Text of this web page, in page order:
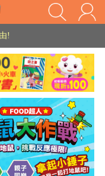
家長樂了!「風車書版集團暨FOOD超人企業總部」目前正興建中!
!
如需更改或重開發票 需在訂單成立三天內通知客服 寄回發票需附上回郵郵票
物流程說明』
家長樂了!「風車書版集團暨FOOD超人企業總部」目前正興建中!
!